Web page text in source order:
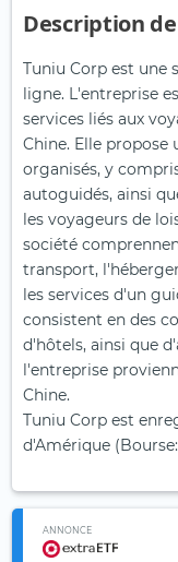
Description
Tuniu Corp est une
ligne. L'entreprise
services liés aux
Chine. Elle propose
organisés, y
autoguidés, ainsi
les voyageurs de
société
transport,
les services d'un
consistent en des
d'hôtels, ainsi que
l'entreprise
Chine.
Tuniu Corp est
d'Amérique
ANNONCE